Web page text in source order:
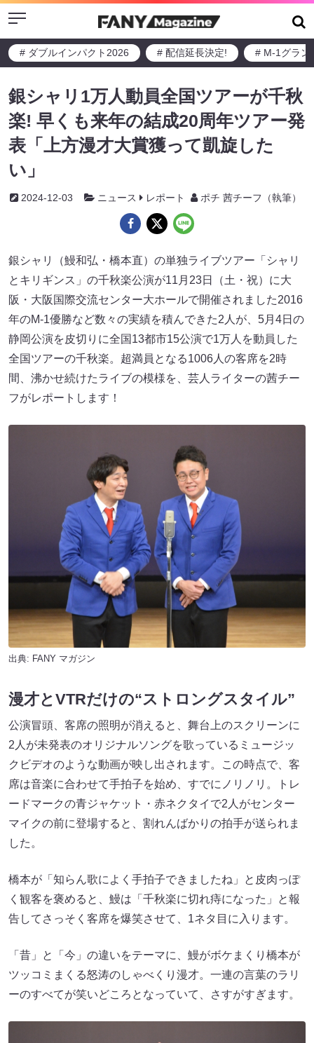
Menu
# ダブルインパクト2026 # 配信延長決定! # M-1グラン
銀シャリ1万人動員全国ツアーが千秋
楽! 早くも来年の結成20周年ツアー発
表「上方漫才大賞獲って凱旋した
い」
2024-12-03 ニュース レポート ポチ 茜チーフ（執筆）
銀シャリ（鰻和弘・橋本直）の単独ライブツアー「シャリ
とキリギンス」の千秋楽公演が11月23日（土・祝）に大
阪・大阪国際交流センター大ホールで開催されました2016
年のM-1優勝など数々の実績を積んできた2人が、5月4日の
静岡公演を皮切りに全国13都市15公演で1万人を動員した
全国ツアーの千秋楽。超満員となる1006人の客席を2時
間、沸かせ続けたライブの模様を、芸人ライターの茜チー
フがレポートします！
出典: FANY マガジン
漫才とVTRだけの“ストロングスタイル”
公演冒頭、客席の照明が消えると、舞台上のスクリーンに
2人が未発表のオリジナルソングを歌っているミュージッ
クビデオのような動画が映し出されます。この時点で、客
席は音楽に合わせて手拍子を始め、すでにノリノリ。トレ
ードマークの青ジャケット・赤ネクタイで2人がセンター
マイクの前に登場すると、割れんばかりの拍手が送られま
した。
橋本が「知らん歌によく手拍子できましたね」と皮肉っぽ
く観客を褒めると、鰻は「千秋楽に切れ痔になった」と報
告してさっそく客席を爆笑させて、1ネタ目に入ります。
「昔」と「今」の違いをテーマに、鰻がボケまくり橋本が
ツッコミまくる怒涛のしゃべくり漫才。一連の言葉のラリ
ーのすべてが笑いどころとなっていて、さすがすぎます。